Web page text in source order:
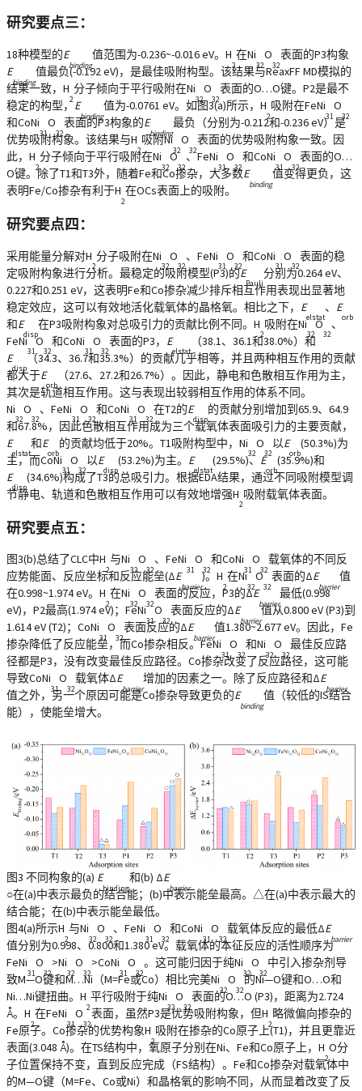
研究要点三：
18种模型的E
binding
值范围为-0.236~-0.016 eV。H
2
在Ni
32
O
32
表面的P3构象
E
binding
值最负(-0.192 eV)，是最佳吸附构型。该结果与ReaxFF MD模拟的
结果一致，H
2
分子倾向于平行吸附在Ni
32
O
32
表面的O…O键。P2是最不
稳定的构型，E
binding
值为-0.0761 eV。如图3(a)所示，H
2
吸附在FeNi
31
O
32
和CoNi
31
O
32
表面的P3构象的E
binding
最负（分别为-0.212和-0.236 eV）是
优势吸附构象。该结果与H
2
吸附Ni
32
O
32
表面的优势吸附构象一致。因
此，H
2
分子倾向于平行吸附在Ni
32
O
32
、FeNi
31
O
32
和CoNi
31
O
32
表面的O…
O键。除了T1和T3外，随着Fe和Co掺杂，大多数E
binding
值变得更负，这
表明Fe/Co掺杂有利于H
2
在OCs表面上的吸附。
研究要点四：
采用能量分解对H
2
分子吸附在Ni
32
O
32
、FeNi
31
O
32
和CoNi
31
O
32
表面的稳
定吸附构象进行分析。最稳定的吸附模型(P3)的E
Pauli
分别为0.264 eV、
0.227和0.251 eV，这表明Fe和Co掺杂减少排斥相互作用表现出显著地
稳定效应，这可以有效地活化载氧体的晶格氧。相比之下， E
elstat
、 E
orb
和E
disp
在P3吸附构象对总吸引力的贡献比例不同。H
2
吸附在Ni
32
O
32
、
FeNi
31
O
32
和CoNi
31
O
32
表面的P3， E
elstat
（38.1、36.1和38.0%）和
E
disp
（34.3、36.7和35.3%）的贡献几乎相等，并且两种相互作用的贡献
都大于E
orb
（27.6、27.2和26.7%）。因此，静电和色散相互作用为主，
其次是轨道相互作用。这与表现出较弱相互作用的体系不同。
Ni
32
O
32
、FeNi
31
O
32
和CoNi
31
O
32
在T2的E
disp
的贡献分别增加到65.9、64.9
和67.8%，因此色散相互作用成为三个载氧体表面吸引力的主要贡献，
E
elstat
和E
orb
的贡献均低于20%。T1吸附构型中，Ni
32
O
32
以E
orb
(50.3%)为
主，而CoNi
31
O
32
以E
disp
(53.2%)为主。 E
elstat
(29.5%)、 E
orb
(35.9%)和
E
disp
(34.6%)构成了T3的总吸引力。根据EDA结果，通过不同吸附模型调
节静电、轨道和色散相互作用可以有效地增强H
2
吸附载氧体表面。
研究要点五：
图3(b)总结了CLC中H
2
与Ni
32
O
32
、FeNi
31
O
32
和CoNi
31
O
32
载氧体的不同反
应势能面、反应坐标和反应能垒(ΔE
barrier
)。H
2
在Ni
32
O
32
表面的ΔE
barrier
值
在0.998~1.974 eV。H
2
在Ni
32
O
32
表面的反应，P3的ΔE
barrier
最低(0.998
eV)，P2最高(1.974 eV)；FeNi
31
O
32
表面反应的ΔE
barrier
值从0.800 eV (P3)到
1.614 eV (T2)；CoNi
31
O
32
表面反应的ΔE
barrier
值1.380~2.677 eV。因此，Fe
掺杂降低了反应能垒，而Co掺杂相反。FeNi
31
O
32
和Ni
32
O
32
最佳反应路
径都是P3，没有改变最佳反应路径。Co掺杂改变了反应路径，这可能
导致CoNi
31
O
32
载氧体ΔE
barrier
增加的因素之一。除了反应路径和ΔE
barrier
值之外，另一个原因可能是Co掺杂导致更负的E
binding
值（较低的IS结合
能），使能垒增大。
图3 不同构象的(a) E
binding
和(b) ΔE
barrier
○在(a)中表示最负的结合能；(b)中表示能垒最高。△在(a)中表示最大的
结合能；在(b)中表示能垒最低。
图4(a)所示H
2
与Ni
32
O
32
、FeNi
31
O
32
和CoNi
31
O
32
载氧体反应的最低ΔE
barrier
值分别为0.998、0.800和1.380 eV。载氧体的本征反应的活性顺序为
FeNi
31
O
32
>Ni
32
O
32
>CoNi
31
O
32
。这可能归因于纯Ni
32
O
32
中引入掺杂剂导
致M—O键和M…Ni（M=Fe或Co）相比完美Ni
32
O
32
的Ni—O键和O…O和
Ni…Ni键扭曲。H
2
平行吸附于纯Ni
32
O
32
表面的O…O (P3)，距离为2.724
Å。H
2
在FeNi
31
O
32
表面，虽然P3是优势吸附构象，但H
2
略微偏向掺杂的
Fe原子。Co掺杂的优势构象H
2
吸附在掺杂的Co原子上(T1)，并且更靠近
表面(3.048 Å)。在TS结构中，氧原子分别在Ni、Fe和Co原子上，H
2
O分
子位置保持不变，直到反应完成（FS结构）。Fe和Co掺杂对载氧体中
的M—O键（M=Fe、Co或Ni）和晶格氧的影响不同，从而显着改变了反